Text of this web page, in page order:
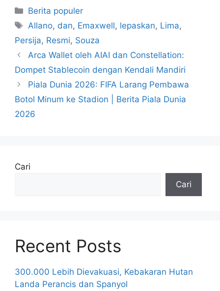
Kategori
Berita populer
Tag
Allano, dan, Emaxwell, lepaskan, Lima,
Persija, Resmi, Souza
Arca Wallet oleh AIAI dan Constellation:
Dompet Stablecoin dengan Kendali Mandiri
Piala Dunia 2026: FIFA Larang Pembawa
Botol Minum ke Stadion | Berita Piala Dunia
2026
Cari
Cari
Recent Posts
300.000 Lebih Dievakuasi, Kebakaran Hutan
Landa Perancis dan Spanyol